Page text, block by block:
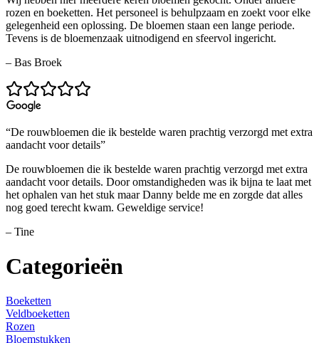
rozen en boeketten. Het personeel is behulpzaam en zoekt voor elke
gelegenheid een oplossing. De bloemen staan een lange periode.
Tevens is de bloemenzaak uitnodigend en sfeervol ingericht.
– Bas Broek
“De rouwbloemen die ik bestelde waren prachtig verzorgd met extra
aandacht voor details”
De rouwbloemen die ik bestelde waren prachtig verzorgd met extra
aandacht voor details. Door omstandigheden was ik bijna te laat met
het ophalen van het stuk maar Danny belde me en zorgde dat alles
nog goed terecht kwam. Geweldige service!
– Tine
Categorieën
Boeketten
Veldboeketten
Rozen
Bloemstukken